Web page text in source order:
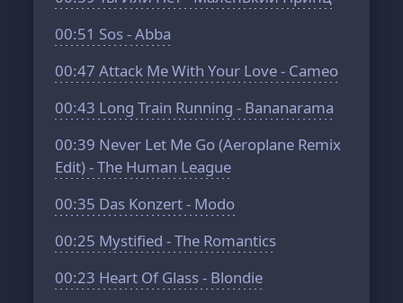
00:51 Sos - Abba
00:47 Attack Me With Your Love - Cameo
00:43 Long Train Running - Bananarama
00:39 Never Let Me Go (Aeroplane Remix
Edit) - The Human League
00:35 Das Konzert - Modo
00:25 Mystified - The Romantics
00:23 Heart Of Glass - Blondie